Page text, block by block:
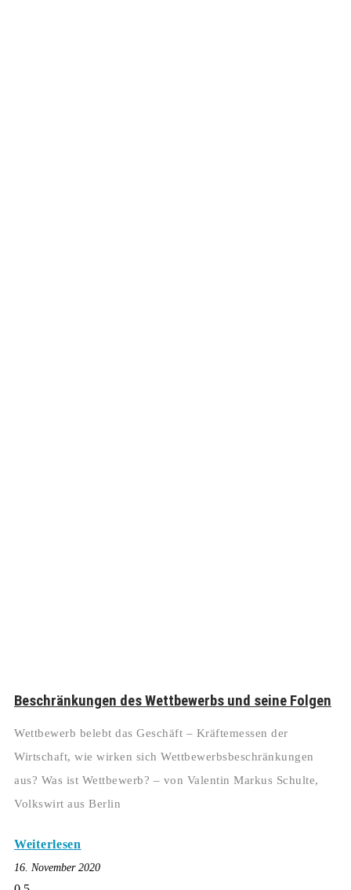
Beschränkungen des Wettbewerbs und seine Folgen
Wettbewerb belebt das Geschäft – Kräftemessen der
Wirtschaft, wie wirken sich Wettbewerbsbeschränkungen
aus? Was ist Wettbewerb? – von Valentin Markus Schulte,
Volkswirt aus Berlin
Weiterlesen
16. November 2020